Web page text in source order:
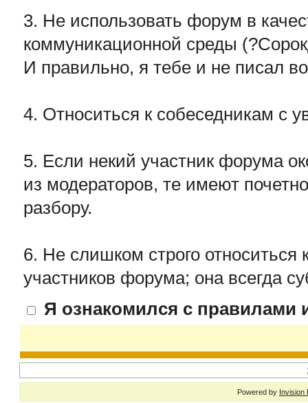
3. Не использовать форум в
коммуникационной среды
И правильно, я тебе и не писал
4. Относиться к собеседникам с
5. Если некий участник форума
из модераторов, те имеют
разбору.
6. Не слишком строго относиться
участников форума; она всегда
Я ознакомился с правилами
Powered by Invision